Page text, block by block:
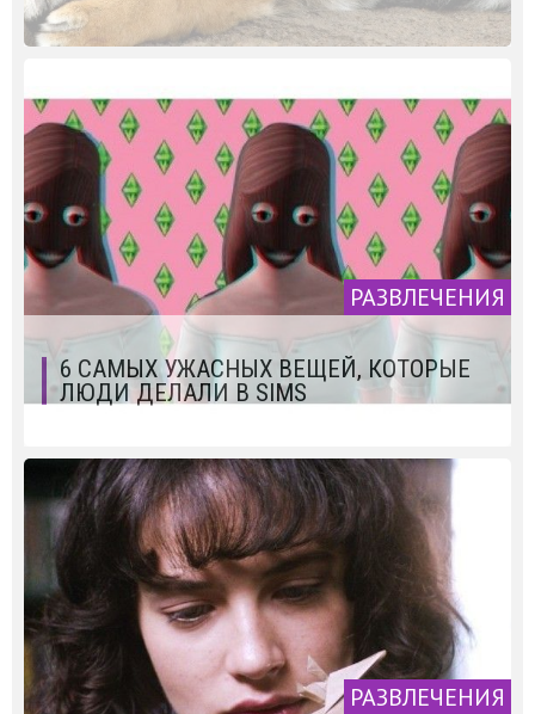
РАЗВЛЕЧЕНИЯ
6 САМЫХ УЖАСНЫХ ВЕЩЕЙ, КОТОРЫЕ
ЛЮДИ ДЕЛАЛИ В SIMS
РАЗВЛЕЧЕНИЯ